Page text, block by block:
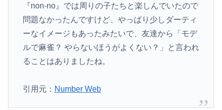
『non-no』では周りの子たちと楽しんでいたので
問題なかったんですけど、やっぱり少しダーティ
ーなイメージもあったみたいで、友達から「モデ
ルで麻雀？ やらないほうがよくない？」と言われ
ることはありましたね。
引用元： Number Web